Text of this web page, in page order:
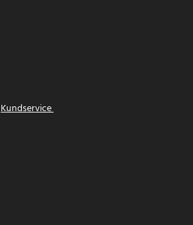
Kundservice